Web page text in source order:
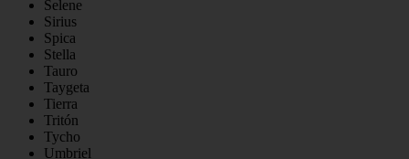
Selene
Sirius
Spica
Stella
Tauro
Taygeta
Tierra
Tritón
Tycho
Umbriel